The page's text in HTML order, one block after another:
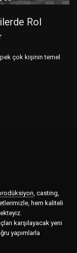
Rol
çok kişinin temel
, casting,
hem kaliteli
karşılayacak yeni
yapımlarla